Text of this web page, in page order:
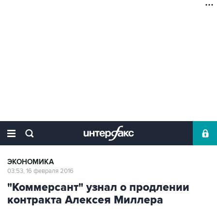
ЭКОНОМИКА
03:53, 16 февраля 2016
"Коммерсант" узнал о продлении
контракта Алексея Миллера